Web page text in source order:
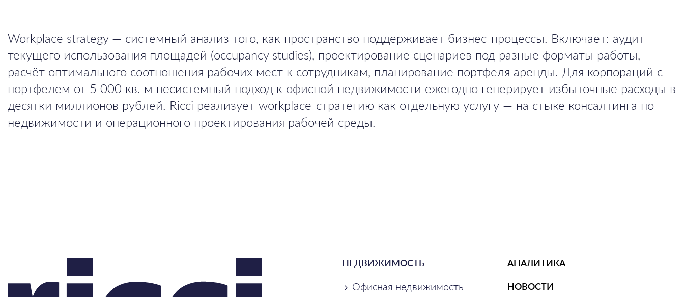
Workplace strategy — системный анализ того, как пространство поддерживает бизнес-процессы. Включает: аудит
текущего использования площадей (occupancy studies), проектирование сценариев под разные форматы работы,
расчёт оптимального соотношения рабочих мест к сотрудникам, планирование портфеля аренды. Для корпораций с
портфелем от 5 000 кв. м несистемный подход к офисной недвижимости ежегодно генерирует избыточные расходы в
десятки миллионов рублей. Ricci реализует workplace-стратегию как отдельную услугу — на стыке консалтинга по
недвижимости и операционного проектирования рабочей среды.
НЕДВИЖИМОСТЬ
Офисная недвижимость
АНАЛИТИКА
НОВОСТИ